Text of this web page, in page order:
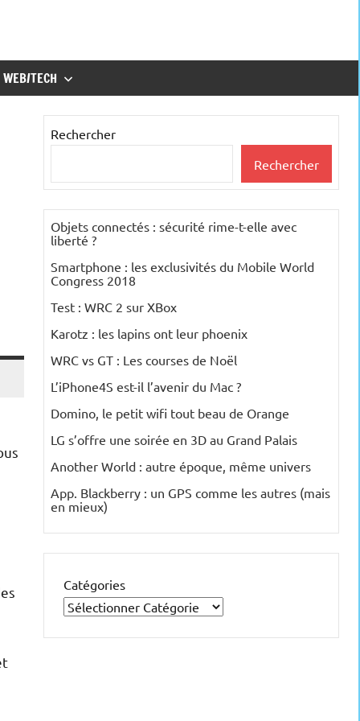
WEB/TECH
Rechercher
Rechercher
Objets connectés : sécurité rime-t-elle avec
liberté ?
Smartphone : les exclusivités du Mobile World
Congress 2018
Test : WRC 2 sur XBox
Karotz : les lapins ont leur phoenix
WRC vs GT : Les courses de Noël
L’iPhone4S est-il l’avenir du Mac ?
Domino, le petit wifi tout beau de Orange
LG s’offre une soirée en 3D au Grand Palais
Another World : autre époque, même univers
App. Blackberry : un GPS comme les autres (mais
en mieux)
Catégories